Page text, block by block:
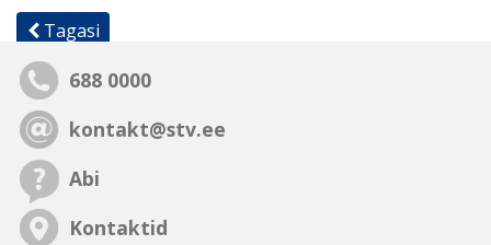
Tagasi
688 0000
kontakt@stv.ee
Abi
Kontaktid